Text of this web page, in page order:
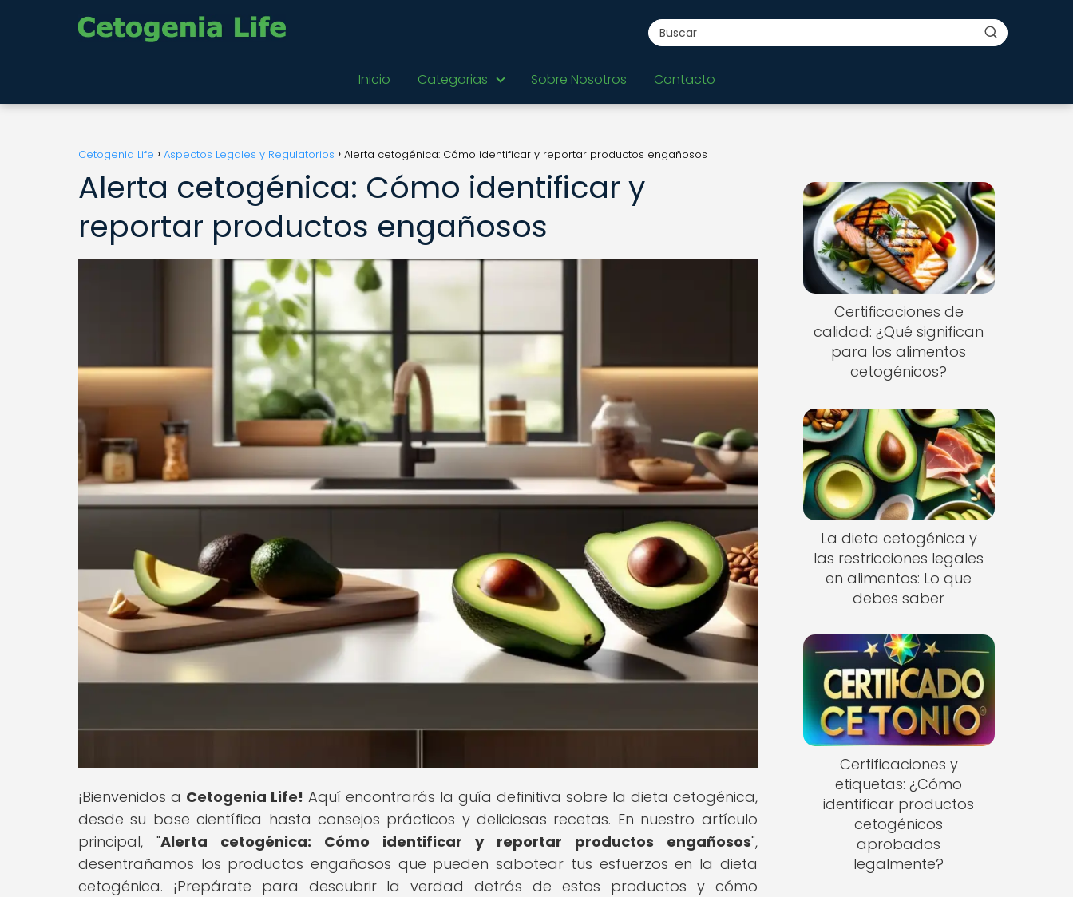
Inicio Categorias Sobre Nosotros Contacto
Cetogenia Life Aspectos Legales y Regulatorios Alerta cetogénica: Cómo identificar y reportar productos engañosos
Alerta cetogénica: Cómo identificar y
reportar productos engañosos
¡Bienvenidos a Cetogenia Life! Aquí encontrarás la guía definitiva sobre la dieta cetogénica,
desde su base científica hasta consejos prácticos y deliciosas recetas. En nuestro artículo
principal, "Alerta cetogénica: Cómo identificar y reportar productos engañosos",
desentrañamos los productos engañosos que pueden sabotear tus esfuerzos en la dieta
cetogénica. ¡Prepárate para descubrir la verdad detrás de estos productos y cómo
Certificaciones de
calidad: ¿Qué significan
para los alimentos
cetogénicos?
La dieta cetogénica y
las restricciones legales
en alimentos: Lo que
debes saber
Certificaciones y
etiquetas: ¿Cómo
identificar productos
cetogénicos
aprobados
legalmente?